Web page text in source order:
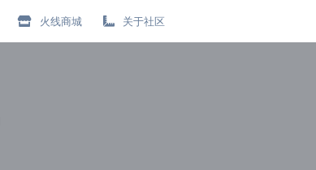
火线商城 关于社区